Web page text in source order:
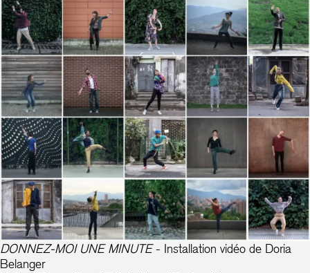
DONNEZ-MOI UNE MINUTE- Installation vidéo de Doria
Belanger